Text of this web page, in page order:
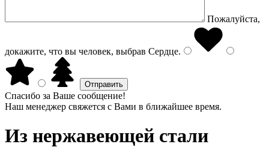
Пожалуйста,
докажите, что вы человек, выбрав Сердце.
Спасибо за Ваше сообщение!
Наш менеджер свяжется с Вами в ближайшее время.
Из нержавеющей стали